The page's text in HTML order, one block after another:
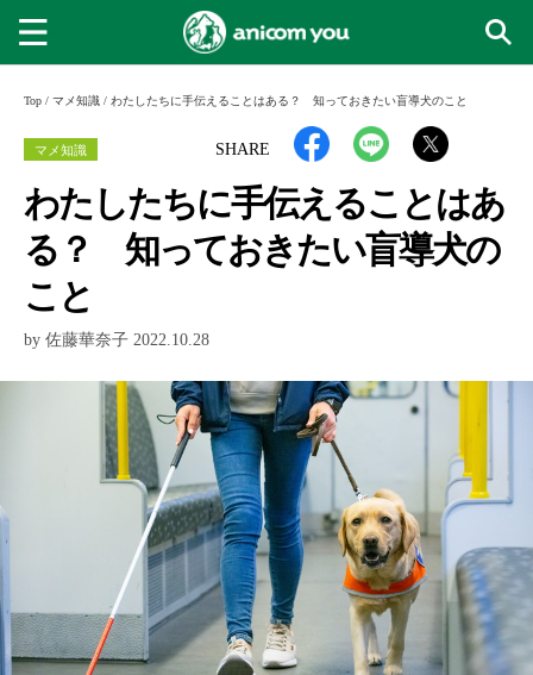
Top / マメ知識 / わたしたちに手伝えることはある？ 知っておきたい盲導犬のこと
SHARE
マメ知識
わたしたちに手伝えることはあ
る？ 知っておきたい盲導犬の
こと
by 佐藤華奈子 2022.10.28